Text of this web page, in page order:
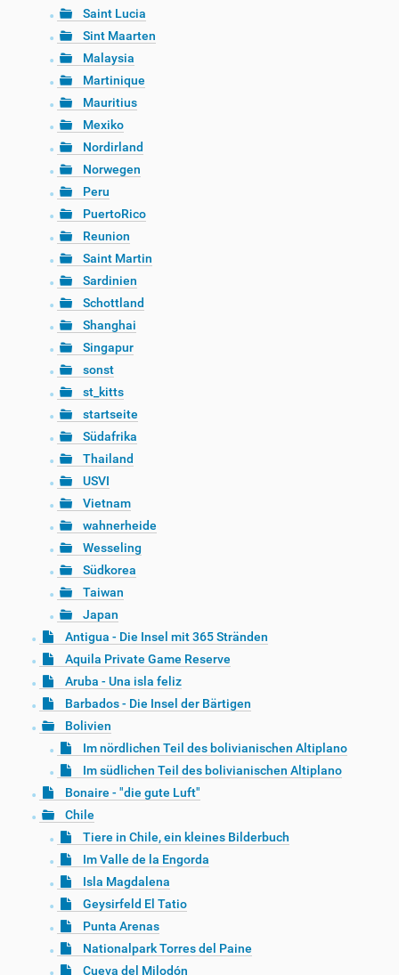
Saint Lucia
Sint Maarten
Malaysia
Martinique
Mauritius
Mexiko
Nordirland
Norwegen
Peru
PuertoRico
Reunion
Saint Martin
Sardinien
Schottland
Shanghai
Singapur
sonst
st_kitts
startseite
Südafrika
Thailand
USVI
Vietnam
wahnerheide
Wesseling
Südkorea
Taiwan
Japan
Antigua - Die Insel mit 365 Stränden
Aquila Private Game Reserve
Aruba - Una isla feliz
Barbados - Die Insel der Bärtigen
Bolivien
Im nördlichen Teil des bolivianischen Altiplano
Im südlichen Teil des bolivianischen Altiplano
Bonaire - "die gute Luft"
Chile
Tiere in Chile, ein kleines Bilderbuch
Im Valle de la Engorda
Isla Magdalena
Geysirfeld El Tatio
Punta Arenas
Nationalpark Torres del Paine
Cueva del Milodón